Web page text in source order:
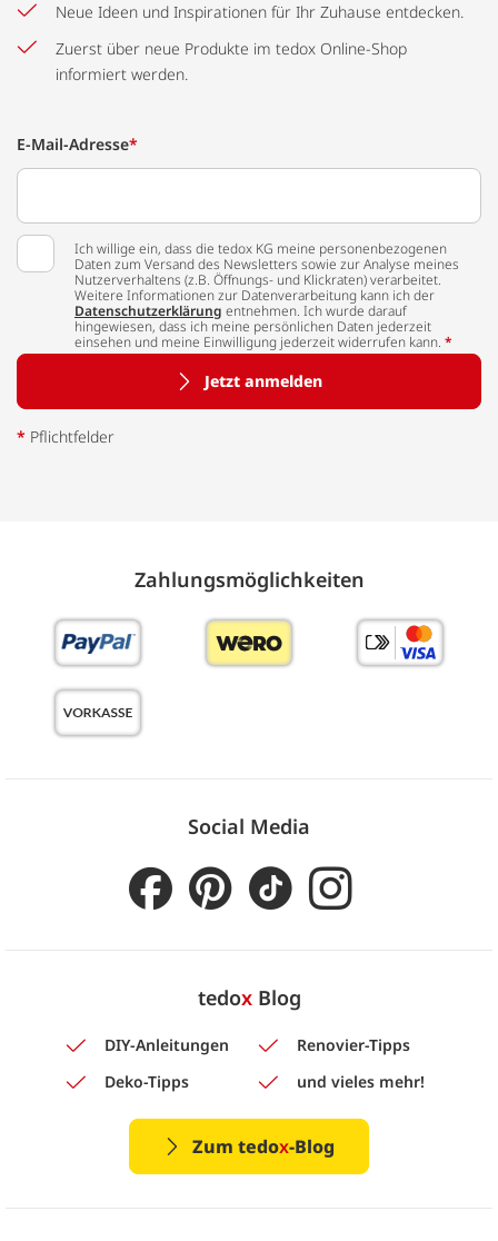
Neue Ideen und Inspirationen für Ihr Zuhause entdecken.
Zuerst über neue Produkte im tedox Online-Shop
informiert werden.
E-Mail-Adresse*
Ich willige ein, dass die tedox KG meine personenbezogenen
Daten zum Versand des Newsletters sowie zur Analyse meines
Nutzerverhaltens (z.B. Öffnungs- und Klickraten) verarbeitet.
Weitere Informationen zur Datenverarbeitung kann ich der
Datenschutzerklärung entnehmen. Ich wurde darauf
hingewiesen, dass ich meine persönlichen Daten jederzeit
einsehen und meine Einwilligung jederzeit widerrufen kann. *
Jetzt anmelden
* Pflichtfelder
Zahlungs­möglich­keiten
Social Media
tedoxBlog
DIY-Anleitungen
Renovier-Tipps
Deko-Tipps
und vieles mehr!
Zum tedox-Blog